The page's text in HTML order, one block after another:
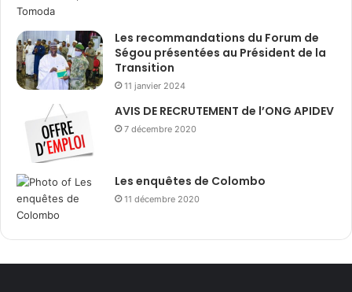
Les recommandations du Forum de
Ségou présentées au Président de la
Transition
11 janvier 2024
AVIS DE RECRUTEMENT de l’ONG APIDEV
7 décembre 2020
Les enquêtes de Colombo
11 décembre 2020